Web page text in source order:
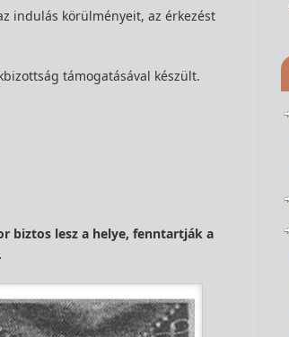
indulás körülményeit, az érkezést
támogatásával készült.
biztos lesz a helye, fenntartják a